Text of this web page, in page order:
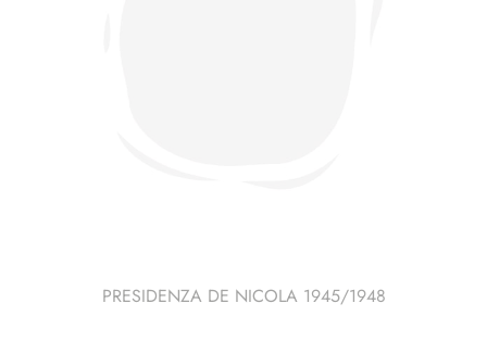
PRESIDENZA DE NICOLA 1945/1948